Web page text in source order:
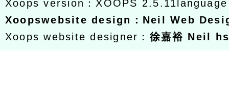
Xoops version： XOOPS 2.5.11
Xoopswebsite design ： Neil Web
Xoops website designer： 徐嘉裕 Neil